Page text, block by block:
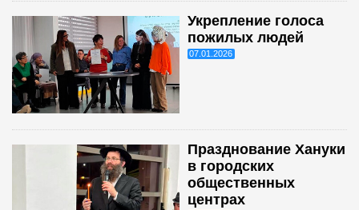
Укрепление голоса
пожилых людей
07.01.2026
Празднование Хануки
в городских
общественных
центрах